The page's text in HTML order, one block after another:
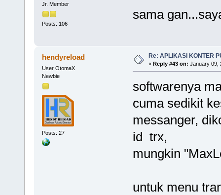
Jr. Member
Posts: 106
sama
hendyreload
User OtomaX
Newbie
Posts: 27
Re: APLIKASI KONTER
« Reply #43 on: January 09,
softwarenya
cuma sedikit
messanger,
id trx,
mungkin
untuk menu